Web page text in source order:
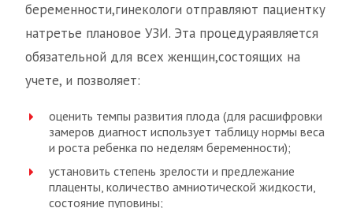
беременности,гинекологи отправляют пациентку
натретье плановое УЗИ. Эта процедураявляется
обязательной для всех женщин,состоящих на
учете, и позволяет:
оценить темпы развития плода (для расшифровки
замеров диагност использует таблицу нормы веса
и роста ребенка по неделям беременности);
установить степень зрелости и предлежание
плаценты, количество амниотической жидкости,
состояние пуповины;